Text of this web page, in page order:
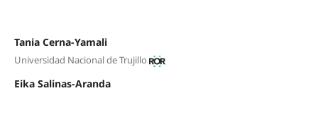
Tania Cerna-Yamali
Universidad Nacional de Trujillo
Eika Salinas-Aranda